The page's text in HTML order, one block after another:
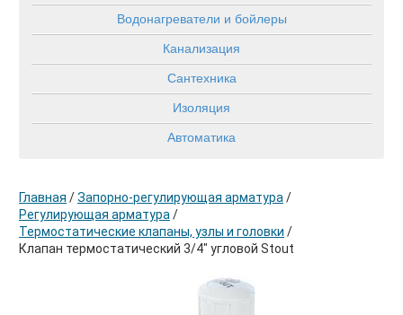
Водонагреватели и бойлеры
Канализация
Сантехника
Изоляция
Автоматика
Главная /Запорно-регулирующая арматура/
Регулирующая арматура/
Термостатические клапаны, узлы и головки /
Клапан термостатический 3/4" угловой Stout